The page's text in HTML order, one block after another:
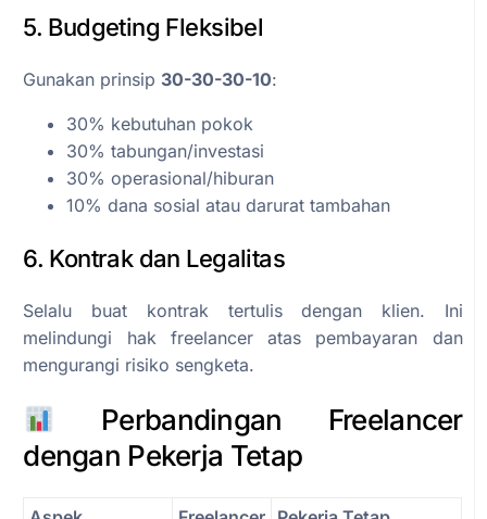
5. Budgeting Fleksibel
Gunakan prinsip 30-30-30-10:
30% kebutuhan pokok
30% tabungan/investasi
30% operasional/hiburan
10% dana sosial atau darurat tambahan
6. Kontrak dan Legalitas
Selalu buat kontrak tertulis dengan klien. Ini
melindungi hak freelancer atas pembayaran dan
mengurangi risiko sengketa.
Perbandingan Freelancer
dengan Pekerja Tetap